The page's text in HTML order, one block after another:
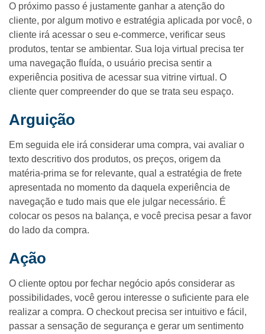
O próximo passo é justamente ganhar a atenção do
cliente, por algum motivo e estratégia aplicada por você, o
cliente irá acessar o seu e-commerce, verificar seus
produtos, tentar se ambientar. Sua loja virtual precisa ter
uma navegação fluída, o usuário precisa sentir a
experiência positiva de acessar sua vitrine virtual. O
cliente quer compreender do que se trata seu espaço.
Arguição
Em seguida ele irá considerar uma compra, vai avaliar o
texto descritivo dos produtos, os preços, origem da
matéria-prima se for relevante, qual a estratégia de frete
apresentada no momento da daquela experiência de
navegação e tudo mais que ele julgar necessário. É
colocar os pesos na balança, e você precisa pesar a favor
do lado da compra.
Ação
O cliente optou por fechar negócio após considerar as
possibilidades, você gerou interesse o suficiente para ele
realizar a compra. O checkout precisa ser intuitivo e fácil,
passar a sensação de segurança e gerar um sentimento